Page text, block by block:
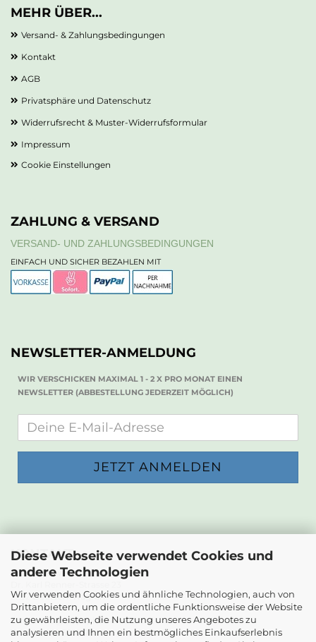
Diese Webseite verwendet Cookies und
andere Technologien
Wir verwenden Cookies und ähnliche Technologien, auch von
Drittanbietern, um die ordentliche Funktionsweise der Website
zu gewährleisten, die Nutzung unseres Angebotes zu
analysieren und Ihnen ein bestmögliches Einkaufserlebnis
MEHR ÜBER...
Versand- & Zahlungsbedingungen
Kontakt
AGB
Privatsphäre und Datenschutz
Widerrufsrecht & Muster-Widerrufsformular
Impressum
Cookie Einstellungen
ZAHLUNG & VERSAND
VERSAND- UND ZAHLUNGSBEDINGUNGEN
EINFACH UND SICHER BEZAHLEN MIT
NEWSLETTER-ANMELDUNG
WIR VERSCHICKEN MAXIMAL 1 - 2 X PRO MONAT EINEN
NEWSLETTER (ABBESTELLUNG JEDERZEIT MÖGLICH)
KONTAKT
Die Papierwerkstatt
2232 Deutsch-Wagram
Email: info@diepapierwerkstatt.at
Tel. +43 664 5261978